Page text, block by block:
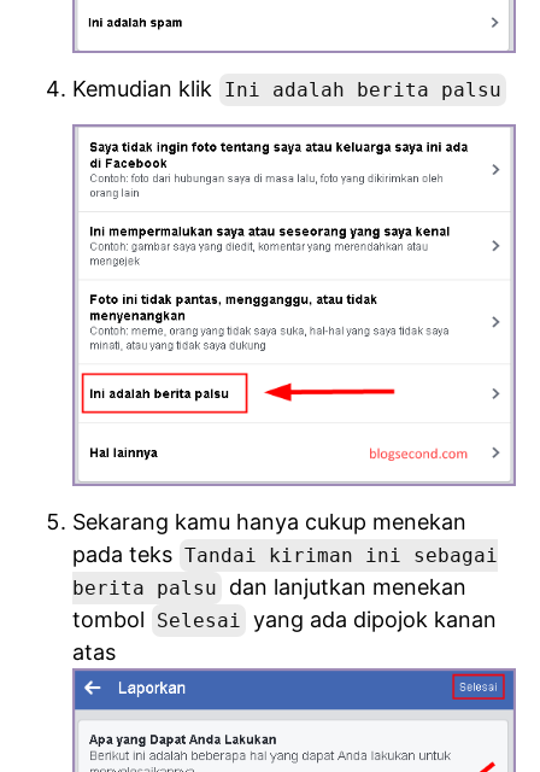
Kemudian klik Ini adalah berita palsu
Sekarang kamu hanya cukup menekan
pada teks Tandai kiriman ini sebagai
berita palsu
dan lanjutkan menekan
tombol
Selesai
yang ada dipojok kanan
atas